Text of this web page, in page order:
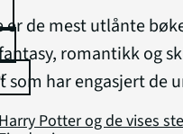
er de mest utlånte
romantikk og
som har engasjert de
Potter og de vises